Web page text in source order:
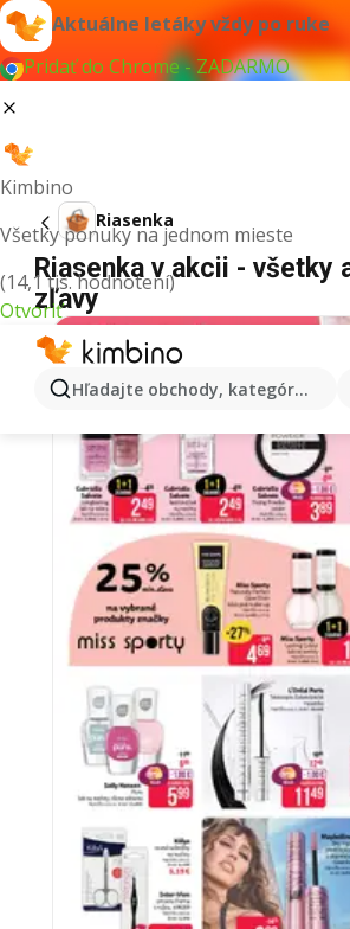
Aktuálne letáky vždy po ruke
Pridať do Chrome - ZADARMO
Kimbino
Všetky ponuky na jednom mieste
(14,1 tis. hodnotení)
Otvoriť
Hľadajte obchody, kategórie,
Riasenka
Riasenka v akcii - všetky
zľavy